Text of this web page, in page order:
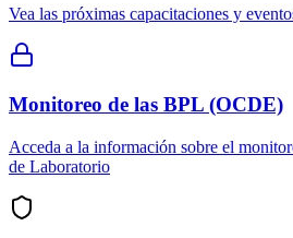
Vea las próximas capacitaciones y
Monitoreo de las BPL (OCDE)
Acceda a la información sobre el
de Laboratorio